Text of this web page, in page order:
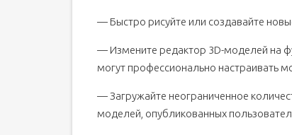
— Быстро рисуйте или создавайте
— Измените редактор 3D-моделей на
могут профессионально настраивать
— Загружайте неограниченное
моделей, опубликованных